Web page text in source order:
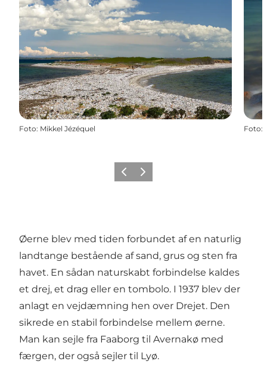
Foto: Mikkel Jézéquel Foto:
ZurückWeiter
Øerne blev med tiden forbundet af en naturlig
landtange bestående af sand, grus og sten fra
havet. En sådan naturskabt forbindelse kaldes
et drej, et drag eller en tombolo. I 1937 blev der
anlagt en vejdæmning hen over Drejet. Den
sikrede en stabil forbindelse mellem øerne.
Man kan sejle fra Faaborg til Avernakø med
færgen, der også sejler til Lyø.